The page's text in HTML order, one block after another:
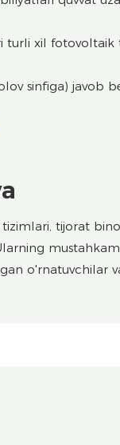
xil fotovoltaik
sinfiga) javob
tijorat
o'rnatuvchilar